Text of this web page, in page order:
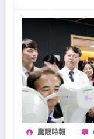
鷹眼時報